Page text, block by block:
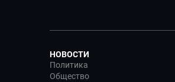
НОВОСТИ
Политика
Общество